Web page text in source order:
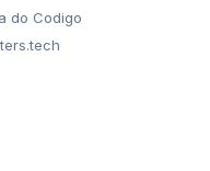
do Codigo